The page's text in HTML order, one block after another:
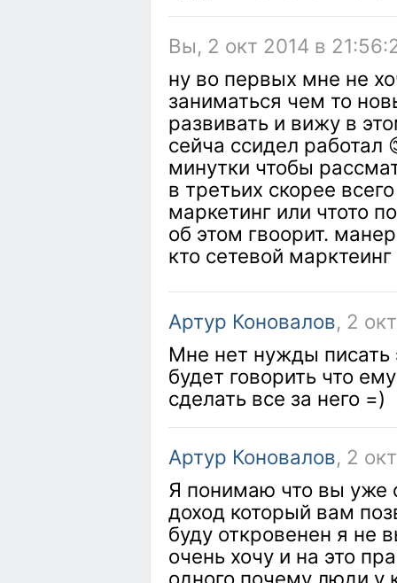
Вы, 2 окт 2014 в
ну во первых мне не
заниматься чем то
развивать и вижу в
сейча ссидел работал
минутки чтобы
в третьих скорее
маркетинг или чтото
об этом гвоорит.
кто сетевой
Артур Коновалов, 2
Мне нет нужды писать
будет говорить что
сделать все за него =)
Артур Коновалов, 2
Я понимаю что вы уже
доход который вам
буду откровенен я не
очень хочу и на это
одного почему люди у